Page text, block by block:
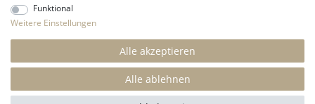
* Alle Preise inkl. gesetzl. Mehrwertsteuer und ohne
Versandkosten innerhalb Deutschlands, wenn nicht anders
beschrieben
© 2022 C2M COMMERCE Onlineshop - All Rights
Reserved.
Funktional
Weitere Einstellungen
Alle akzeptieren
Alle ablehnen
SEHR GUT (4.84 / 5)